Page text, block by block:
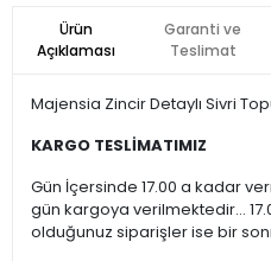
Ürün
Açıklaması
Garanti ve
Teslimat
Majensia Zincir Detaylı Sivri
KARGO TESLİMATIMIZ
Gün İçersinde 17.00 a kadar
gün kargoya verilmektedir...
olduğunuz siparişler ise bir